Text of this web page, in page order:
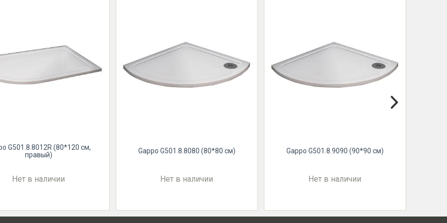
G501.8.8012R (80*120 см,
правый)
Нет в наличии
Gappo G501.8.8080 (80*80 см)
Нет в наличии
Gappo G501.8.9090 (90*90 см)
Нет в наличии